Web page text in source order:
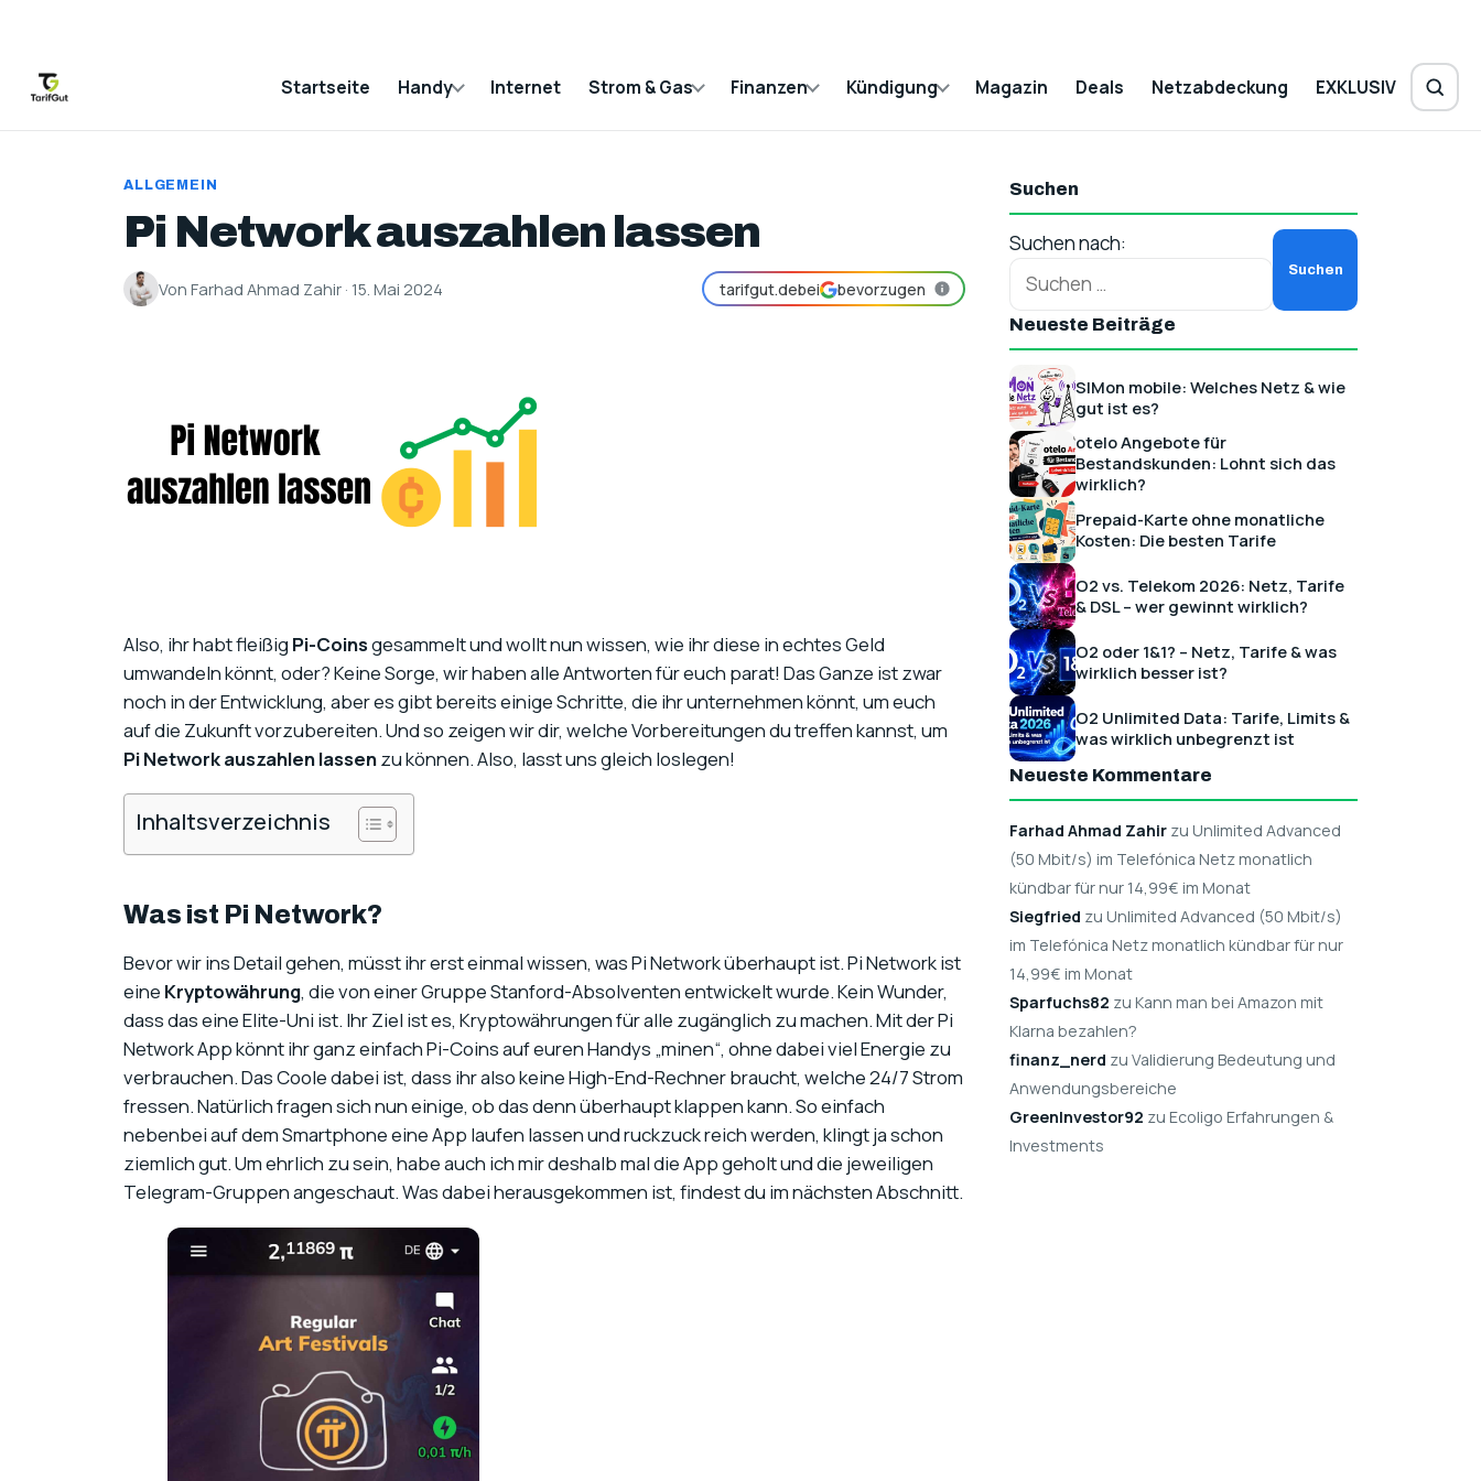
Startseite Handy Internet Strom & Gas Finanzen Kündigung Magazin Deals Netzabdeckung EXKLUSIV
ALLGEMEIN
Pi Network auszahlen lassen
Von Farhad Ahmad Zahir · 15. Mai 2024 tarifgut.debei bevorzugen
Also, ihr habt fleißigPi-Coinsgesammelt und wollt nun wissen, wie ihr diese in echtes Geld
umwandeln könnt, oder? Keine Sorge, wir haben alle Antworten für euch parat! Das Ganze ist zwar
noch in der Entwicklung, aber es gibt bereits einige Schritte, die ihr unternehmen könnt, um euch
auf die Zukunft vorzubereiten. Und so zeigen wir dir, welche Vorbereitungen du treffen kannst, um
Pi Network auszahlen lassenzu können. Also, lasst uns gleich loslegen!
Inhaltsverzeichnis
Was ist Pi Network?
Bevor wir ins Detail gehen, müsst ihr erst einmal wissen, was Pi Network überhaupt ist. Pi Network ist
eine Kryptowährung, die von einer Gruppe Stanford-Absolventen entwickelt wurde. Kein Wunder,
dass das eine Elite-Uni ist. Ihr Ziel ist es, Kryptowährungen für alle zugänglich zu machen. Mit der Pi
Network App könnt ihr ganz einfach Pi-Coins auf euren Handys „minen“, ohne dabei viel Energie zu
verbrauchen. Das Coole dabei ist, dass ihr also keine High-End-Rechner braucht, welche 24/7 Strom
fressen. Natürlich fragen sich nun einige, ob das denn überhaupt klappen kann. So einfach
nebenbei auf dem Smartphone eine App laufen lassen und ruckzuck reich werden, klingt ja schon
ziemlich gut. Um ehrlich zu sein, habe auch ich mir deshalb mal die App geholt und die jeweiligen
Telegram-Gruppen angeschaut. Was dabei herausgekommen ist, findest du im nächsten Abschnitt.
Suchen
Suchen nach:
Neueste Beiträge
SIMon mobile: Welches Netz & wie
gut ist es?
otelo Angebote für
Bestandskunden: Lohnt sich das
wirklich?
Prepaid-Karte ohne monatliche
Kosten: Die besten Tarife
O2 vs. Telekom 2026: Netz, Tarife
& DSL – wer gewinnt wirklich?
O2 oder 1&1? – Netz, Tarife & was
wirklich besser ist?
O2 Unlimited Data: Tarife, Limits &
was wirklich unbegrenzt ist
Neueste Kommentare
Farhad Ahmad Zahir zu Unlimited Advanced
(50 Mbit/s) im Telefónica Netz monatlich
kündbar für nur 14,99€ im Monat
Siegfried zu Unlimited Advanced (50 Mbit/s)
im Telefónica Netz monatlich kündbar für nur
14,99€ im Monat
Sparfuchs82 zu Kann man bei Amazon mit
Klarna bezahlen?
finanz_nerd zu Validierung Bedeutung und
Anwendungsbereiche
GreenInvestor92 zu Ecoligo Erfahrungen &
Investments